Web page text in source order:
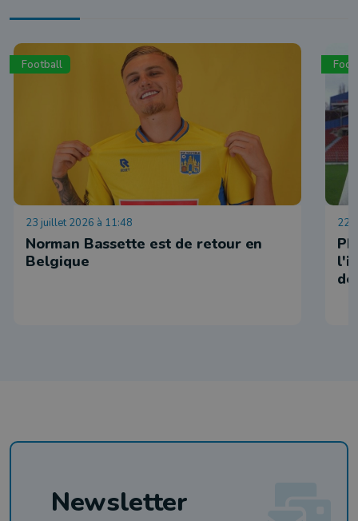
Football
23 juillet 2026 à 11:48
Norman Bassette est de retour en
Belgique
22
Newsletter